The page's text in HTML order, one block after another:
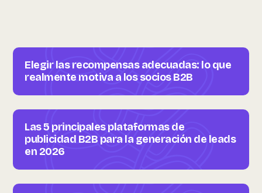
Elegir las recompensas adecuadas: lo que
realmente motiva a los socios B2B
Las 5 principales plataformas de
publicidad B2B para la generación de leads
en 2026